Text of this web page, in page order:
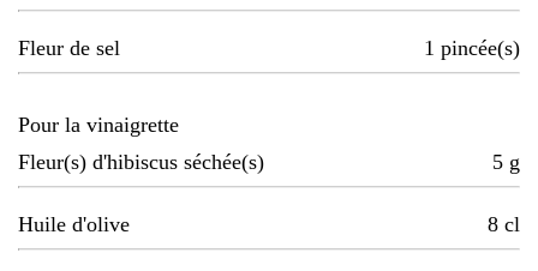
Fleur de sel 1 pincée(s)
Pour la vinaigrette
Fleur(s) d'hibiscus séchée(s)
5 g
Huile d'olive 8 cl